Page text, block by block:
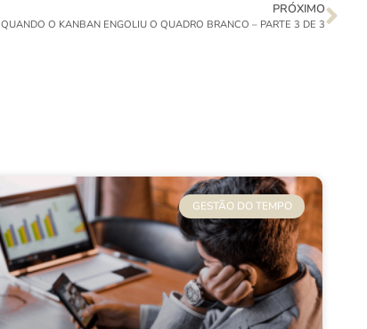
PRÓXIMO
QUANDO O KANBAN ENGOLIU O QUADRO BRANCO – PARTE 3 DE 3
GESTÃO DO TEMPO